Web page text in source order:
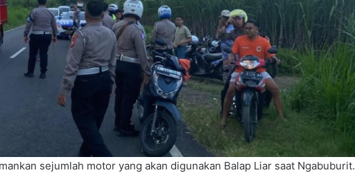
sejumlah motor yang akan digunakan Balap Liar saat Ngabuburit.